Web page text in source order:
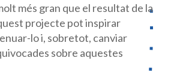
més gran que el resultat de la
projecte pot inspirar
lo i, sobretot, canviar
sobre aquestes